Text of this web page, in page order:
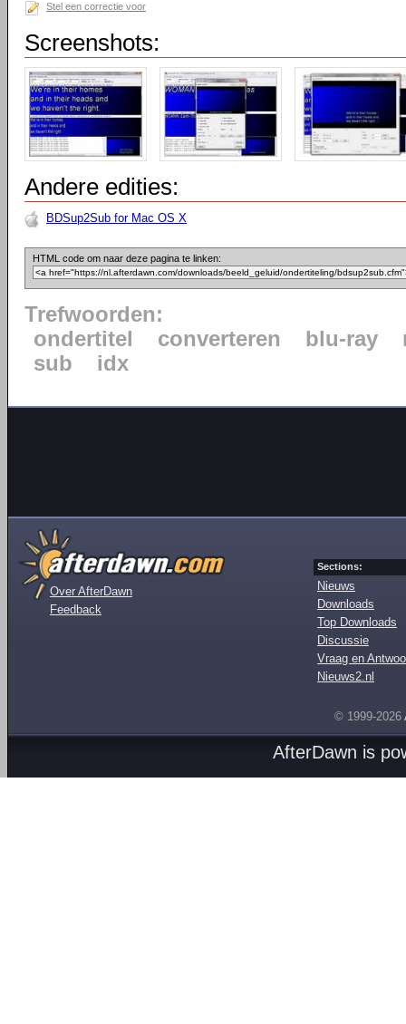
Stel een correctie voor
Screenshots:
Andere edities:
BDSup2Sub for Mac OS X
HTML code om naar deze pagina te linken:
Trefwoorden:
ondertitel
converteren blu-ray
sub
idx
Over AfterDawn
Feedback
Sections:
Nieuws
Downloads
Top Downloads
Discussie
Vraag en
Nieuws2.nl
© 1999-2026
AfterDawn is